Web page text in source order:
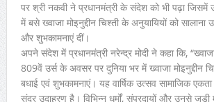
पर श्री नकवी ने प्रधानमंत्री के संदेश को भी पढ़ा जिसमें
में बसे ख्वाजा मोइनुद्दीन चिश्ती के अनुयायियों को
और शुभकामनाएं दीं।
अपने संदेश में प्रधानमंत्री नरेन्द्र मोदी ने कहा कि, “ख्वाजा
809वें उर्स के अवसर पर दुनिया भर में ख्वाजा मोइनुद्दीन
बधाई एवं शुभकामनाएं। यह वार्षिक उत्सव सामाजिक
सुंदर उदाहरण है। विभिन्न धर्मों, संप्रदायों और उनसे जुड़ी